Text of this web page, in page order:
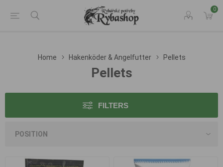
0
Home Hakenköder & Angelfutter Pellets
Pellets
FILTERS